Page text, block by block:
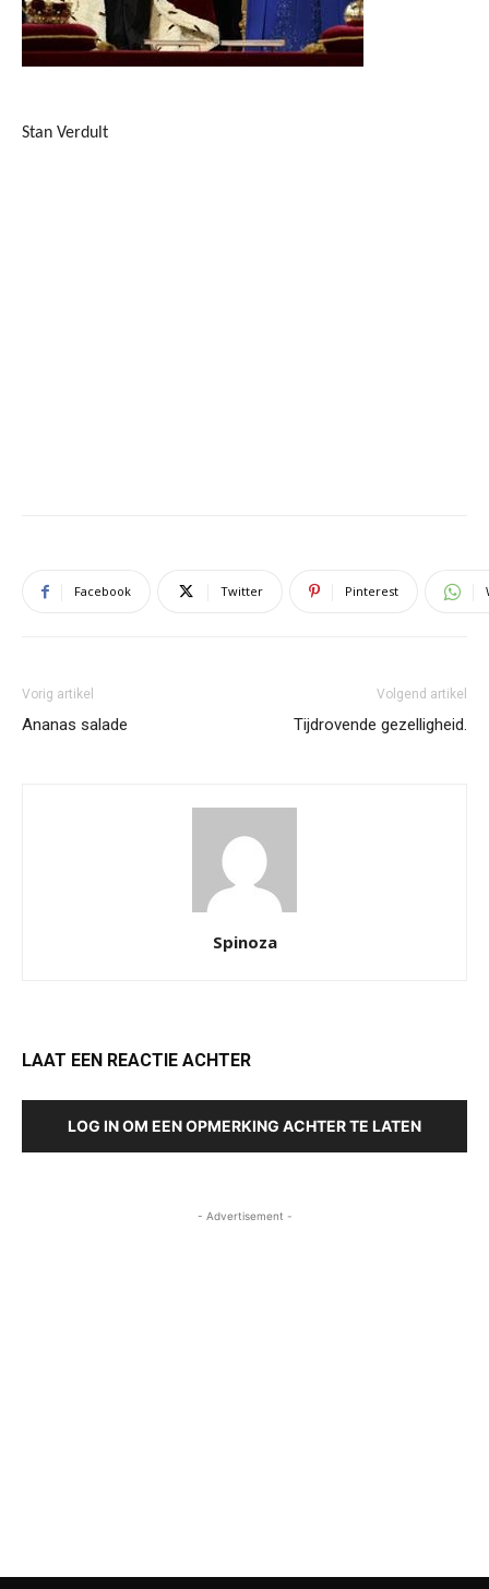
Stan Verdult
Facebook Twitter Pinterest
Vorig artikel
Ananas salade
Volgend artikel
Tijdrovende gezelligheid.
Spinoza
LAAT EEN REACTIE ACHTER
LOG IN OM EEN OPMERKING ACHTER TE LATEN
- Advertisement -